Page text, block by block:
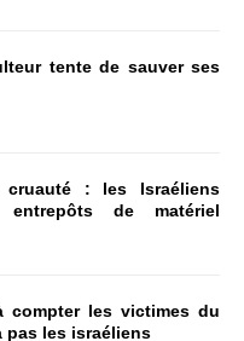
tente de sauver ses
: les Israéliens
entrepôts de matériel
compter les victimes du
pas les israéliens